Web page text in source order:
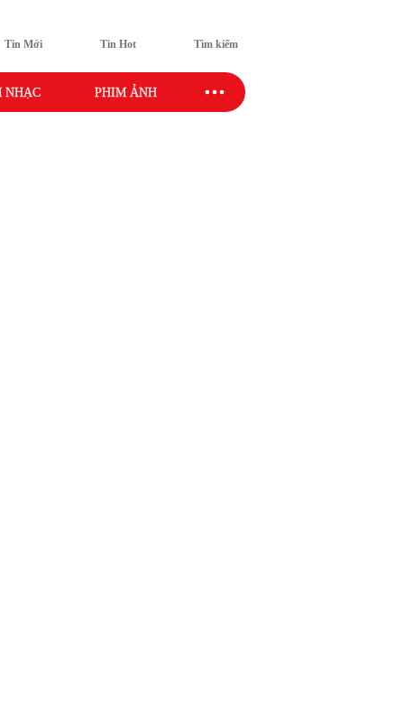
Tin Mới Tin Hot Tìm kiếm
NHẠC PHIM ẢNH SAO SPORT